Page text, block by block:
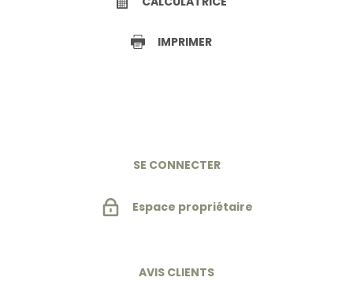
IMPRIMER
SE CONNECTER
Espace propriétaire
AVIS CLIENTS